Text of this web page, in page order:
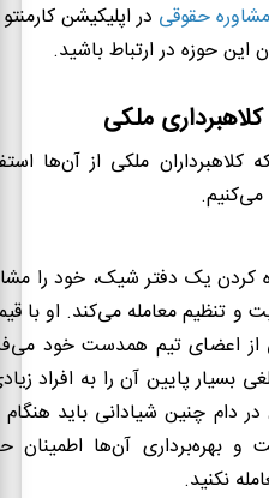
مشاوره حقوقی در اپلیکیشن
حوزه در ارتباط باشید.
ملکی
ملکی از آن‌ها
می‌کنیم.
کردن یک دفتر شیک، خود را
و تنظیم معامله می‌کند. او با
از اعضای تیم همدست خود
بسیار پایین آن را به افراد
دام چنین شیادانی باید هنگام
و بهره‌برداری آن‌ها
نکنید.